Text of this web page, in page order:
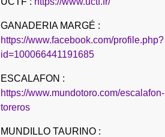
GANADERIA MARGÉ :
https://www.facebook.com/profile.php?
id=100066441191685
ESCALAFON :
https://www.mundotoro.com/escalafon-
toreros
MUNDILLO TAURINO :